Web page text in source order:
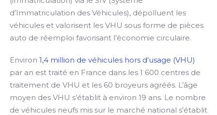
d’Immatriculation des Véhicules), dépolluent les
véhicules et valorisent les VHU sous forme de pièces
auto de réemploi favorisant l’économie circulaire.
Environ 1,4 million de véhicules hors d’usage (VHU)
par an est traité en France dans les 1 600 centres de
traitement de VHU et les 60 broyeurs agréés. L’âge
moyen des VHU s’établit à environ 19 ans. Le nombre
de véhicules neufs mis sur le marché national s’établit